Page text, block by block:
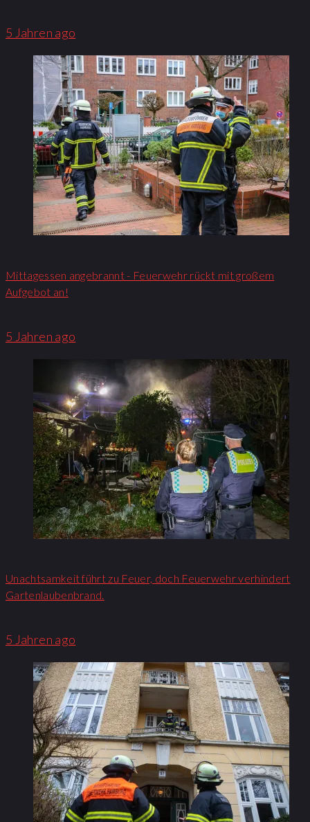
5 Jahren ago
Mittagessen angebrannt - Feuerwehr rückt mit großem
Aufgebot an!​
5 Jahren ago
Unachtsamkeit führt zu Feuer, doch Feuerwehr verhindert
Gartenlaubenbrand.
5 Jahren ago